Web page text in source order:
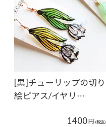
[黒]チューリップの切り
絵ピアス/イヤリ…
1400円 (税込)